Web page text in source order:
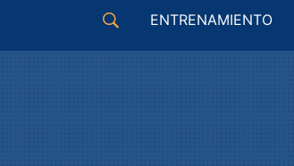
ENTRENAMIENTO